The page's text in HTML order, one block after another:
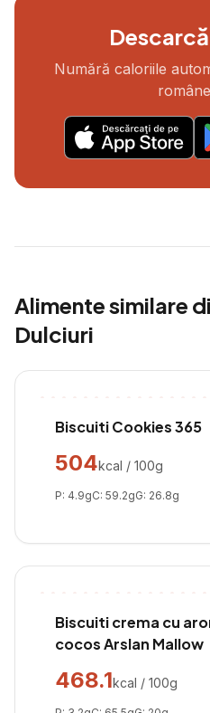
Numără caloriile
Alimente similare
Dulciuri
Biscuiti Cookies 365
504kcal / 100g
P: 4.9gC: 59.2gG: 26.8g
Biscuiti crema cu
cocos Arslan Mallow
468.1kcal / 100g